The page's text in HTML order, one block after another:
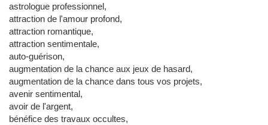
astrologue professionnel,
attraction de l'amour profond,
attraction romantique,
attraction sentimentale,
auto-guérison,
augmentation de la chance aux jeux de hasard,
augmentation de la chance dans tous vos projets,
avenir sentimental,
avoir de l'argent,
bénéfice des travaux occultes,